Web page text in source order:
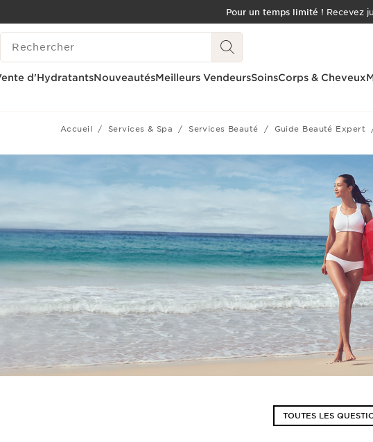
ALLER AU CONTENU
CONSULTER LE PIED DE PAGE
OUTIL D'ACCESSIBILITÉ
Pour un temps limité ! Recevez
HISTORIQUE DES RECHERCHES
d'HydratantsNouveautésMeilleurs VendeursSoinsCorps & Cheveux
Accueil Services & Spa Services Beauté Guide Beauté Expert
TOUTES LES